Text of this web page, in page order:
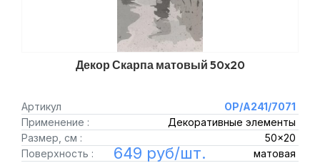
Декор Скарпа матовый 50x20
Артикул
OP/A241/7071
Применение :
Декоративные элементы
Размер, см :
50x20
Поверхность :
матовая
649 руб/шт.